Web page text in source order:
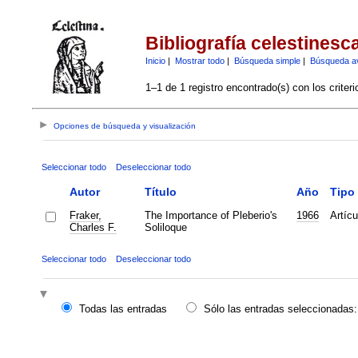
Bibliografía
Inicio| Mostrar todo| Búsqueda simple| Búsqueda
1–1 de 1 registro encontrado(s) con los
Opciones de búsqueda y visualización
Seleccionar todo Deseleccionar todo
Autor Título Año Tipo
Fraker,
Charles F.
The Importance of Pleberio's
Soliloque
1966
Seleccionar todo Deseleccionar todo
Todas las entradas
Sólo las entradas seleccionadas: